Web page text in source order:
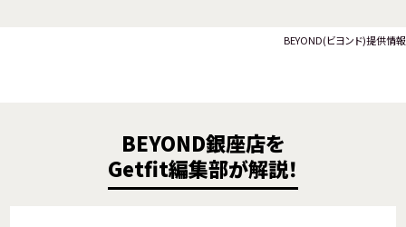
BEYOND(ビヨンド)提供情報
BEYOND銀座店を
Getfit編集部が解説！